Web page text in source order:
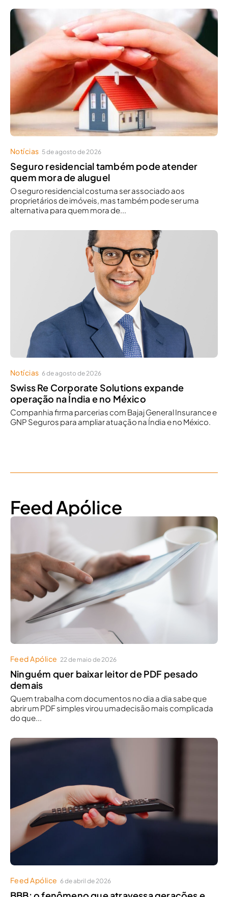
Notícias 5 de agosto de 2026
Seguro residencial também pode atender
quem mora de aluguel
O seguro residencial costuma ser associado aos
proprietários de imóveis, mas também pode ser uma
alternativa para quem mora de...
Notícias 6 de agosto de 2026
Swiss Re Corporate Solutions expande
operação na Índia e no México
Companhia firma parcerias com Bajaj General Insurance e
GNP Seguros para ampliar atuação na Índia e no México.
Feed Apólice
Feed Apólice 22 de maio de 2026
Ninguém quer baixar leitor de PDF pesado
demais
Quem trabalha com documentos no dia a dia sabe que
abrir um PDF simples virou umadecisão mais complicada
do que...
Feed Apólice 6 de abril de 2026